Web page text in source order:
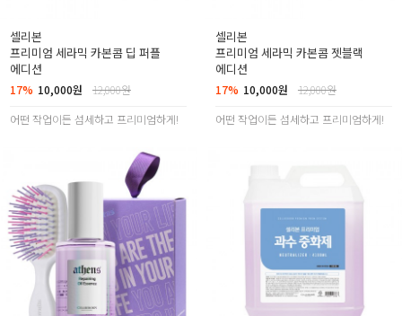
셀리본
프리미엄 세라믹 카본콤 딥 퍼플
에디션
17% 10,000원
12,000원
어떤 작업이든 섬세하고 프리미엄하게!
셀리본
프리미엄 세라믹 카본콤 젯블랙
에디션
17% 10,000원
12,000원
어떤 작업이든 섬세하고 프리미엄하게!